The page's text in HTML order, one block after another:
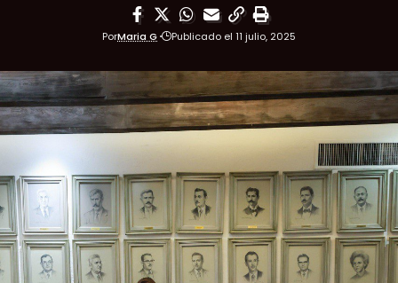
PorMaria G Publicado el 11 julio, 2025